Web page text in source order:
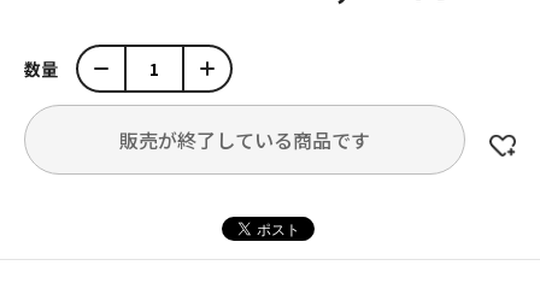
数量
販売が終了している商品です